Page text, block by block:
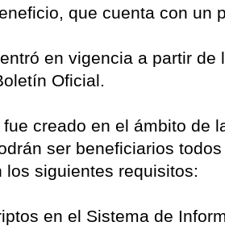
que cuenta con un
en vigencia a partir
Oficial.
creado en el ámbito de
ser beneficiarios
los siguientes requisitos:
en el Sistema de